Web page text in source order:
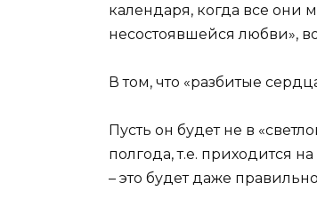
календаря, когда все они
несостоявшейся любви»,
В том, что «разбитые
Пусть он будет не в
полгода, т.е. приходится
– это будет даже